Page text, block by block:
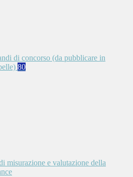
di concorso (da pubblicare in
80
misurazione e valutazione della